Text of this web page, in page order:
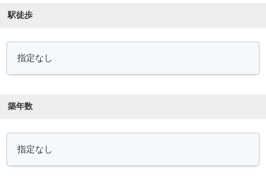
駅徒歩
築年数